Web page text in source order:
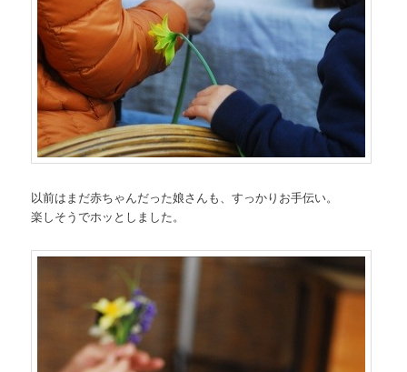
以前はまだ赤ちゃんだった娘さんも、すっかりお手伝い。
楽しそうでホッとしました。